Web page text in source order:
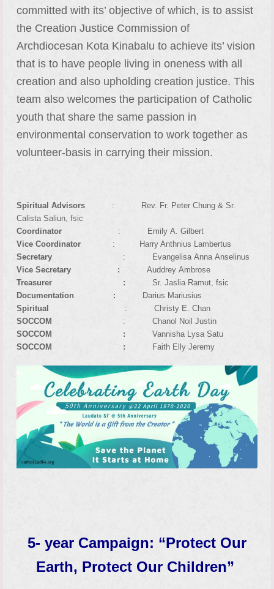
committed with its’ objective of which, is to assist
the Creation Justice Commission of
Archdiocesan Kota Kinabalu to achieve its’ vision
that is to have people living in oneness with all
creation and also upholding creation justice. This
team also welcomes the participation of Catholic
youth that share the same passion in
environmental conservation to work together as
volunteer-basis in carrying their mission.
Spiritual Advisors : Rev. Fr. Peter Chung & Sr.
Calista Saliun, fsic
Coordinator : Emily A. Gilbert
Vice Coordinator : Harry Anthnius Lambertus
Secretary : Evangelisa Anna Anselinus
Vice Secretary : Auddrey Ambrose
Treasurer : Sr. Jaslia Ramut, fsic
Documentation : Darius Mariusius
Spiritual : Christy E. Chan
SOCCOM : Chanol Noil Justin
SOCCOM : Vannisha Lysa Satu
SOCCOM : Faith Elly Jeremy
5- year Campaign: “Protect Our
Earth, Protect Our Children”